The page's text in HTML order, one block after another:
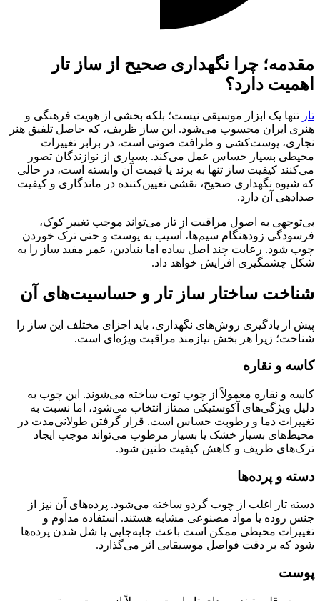
مقدمه؛ چرا نگهداری صحیح از ساز تار
اهمیت دارد؟
تار تنها یک ابزار موسیقی نیست؛ بلکه بخشی از هویت فرهنگی و
هنری ایران محسوب می‌شود. این ساز ظریف، که حاصل تلفیق هنر
نجاری، پوست‌کشی و ظرافت صوتی است، در برابر تغییرات
محیطی بسیار حساس عمل می‌کند. بسیاری از نوازندگان تصور
می‌کنند کیفیت ساز تنها به برند یا قیمت آن وابسته است، در حالی
که شیوه نگهداری صحیح، نقشی تعیین‌کننده در ماندگاری و کیفیت
صدادهی آن دارد.
بی‌توجهی به اصول مراقبت از تار می‌تواند موجب تغییر کوک،
فرسودگی زودهنگام سیم‌ها، آسیب به پوست و حتی ترک خوردن
چوب شود. رعایت چند اصل ساده اما بنیادین، عمر مفید ساز را به
شکل چشمگیری افزایش خواهد داد.
شناخت ساختار ساز تار و حساسیت‌های آن
پیش از یادگیری روش‌های نگهداری، باید اجزای مختلف این ساز را
شناخت؛ زیرا هر بخش نیازمند مراقبت ویژه‌ای است.
کاسه و نقاره
کاسه و نقاره معمولاً از چوب توت ساخته می‌شوند. این چوب به
دلیل ویژگی‌های آکوستیکی ممتاز انتخاب می‌شود، اما نسبت به
تغییرات دما و رطوبت حساس است. قرار گرفتن طولانی‌مدت در
محیط‌های بسیار خشک یا بسیار مرطوب می‌تواند موجب ایجاد
ترک‌های ظریف و کاهش کیفیت طنین شود.
دسته و پرده‌ها
دسته تار اغلب از چوب گردو ساخته می‌شود. پرده‌های آن نیز از
جنس روده یا مواد مصنوعی مشابه هستند. استفاده مداوم و
تغییرات محیطی ممکن است باعث جابه‌جایی یا شل شدن پرده‌ها
شود که بر دقت فواصل موسیقایی اثر می‌گذارد.
پوست